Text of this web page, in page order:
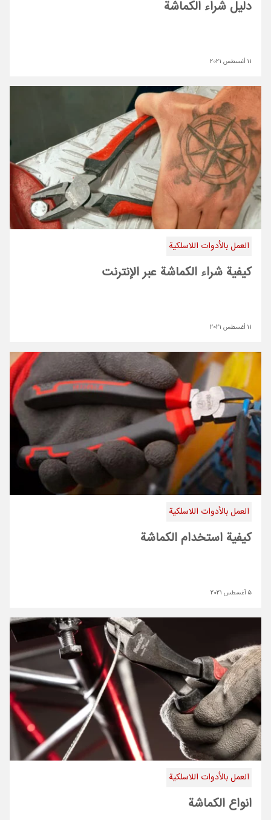
دليل شراء الكماشة
11 أغسطس 2021
العمل بالأدوات اللاسلكية
كيفية شراء الكماشة عبر الإنترنت
11 أغسطس 2021
العمل بالأدوات اللاسلكية
كيفية استخدام الكماشة
5 أغسطس 2021
العمل بالأدوات اللاسلكية
انواع الكماشة